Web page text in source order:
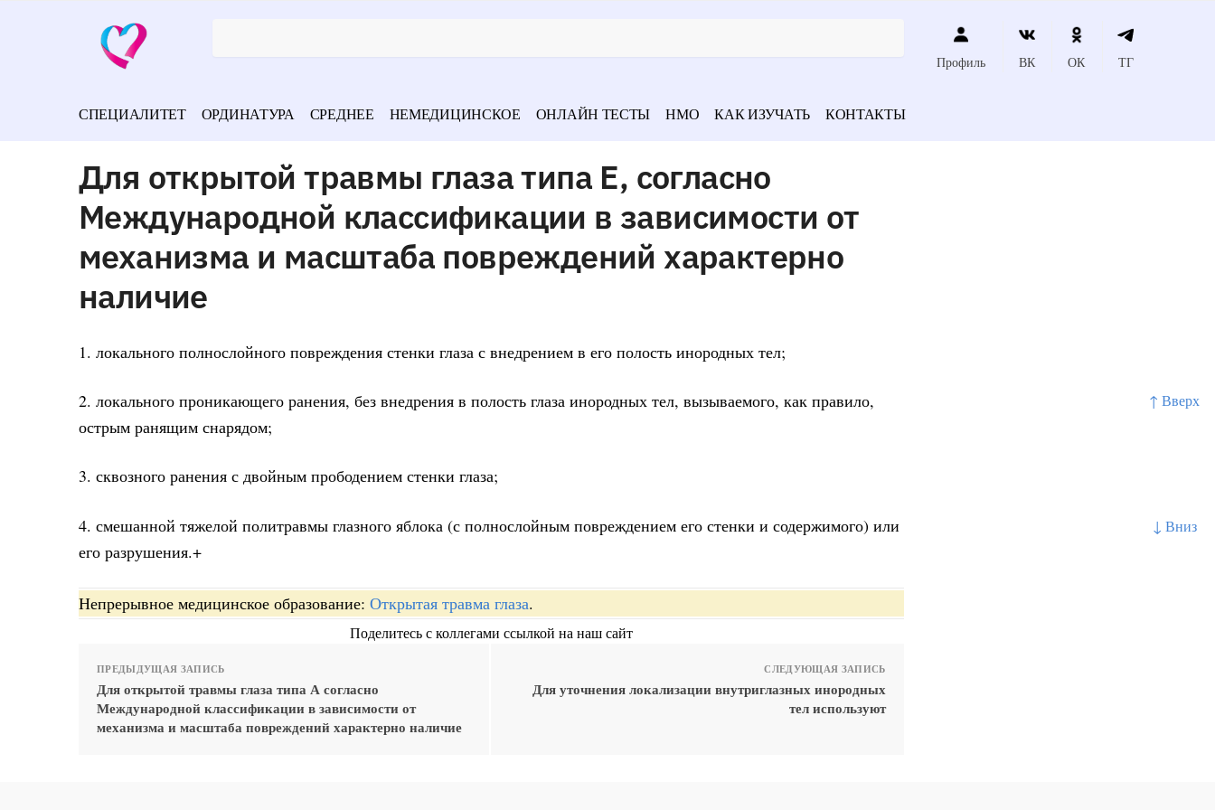
↑ Вверх
↓ Вниз
Профиль ВК ОК ТГ
СПЕЦИАЛИТЕТ ОРДИНАТУРА СРЕДНЕЕ НЕМЕДИЦИНСКОЕ ОНЛАЙН ТЕСТЫ НМО КАК ИЗУЧАТЬ КОНТАКТЫ
Для открытой травмы глаза типа Е, согласно
Международной классификации в зависимости от
механизма и масштаба повреждений характерно
наличие
1. локального полнослойного повреждения стенки глаза с внедрением в его полость инородных тел;
2. локального проникающего ранения, без внедрения в полость глаза инородных тел, вызываемого, как правило,
острым ранящим снарядом;
3. сквозного ранения с двойным прободением стенки глаза;
4. смешанной тяжелой политравмы глазного яблока (с полнослойным повреждением его стенки и содержимого) или
его разрушения.+
Непрерывное медицинское образование: Открытая травма глаза.
Поделитесь с коллегами ссылкой на наш сайт
ПРЕДЫДУЩАЯ ЗАПИСЬ
Для открытой травмы глаза типа А согласно
Международной классификации в зависимости от
механизма и масштаба повреждений характерно наличие
СЛЕДУЮЩАЯ ЗАПИСЬ
Для уточнения локализации внутриглазных инородных
тел используют